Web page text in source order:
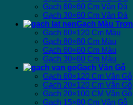
Gạch 60×60 Cm Vân Đá
Gạch 30×60 Cm Vân Đá
Gạch Màu Trơn
Gạch 60×120 Cm Màu
Gạch 80×80 Cm Màu
Gạch 60×60 Cm Màu
Gạch 30×60 Cm Màu
Gạch Vân Gỗ
Gạch 60×120 Cm Vân Gỗ
Gạch 20×120 Cm Vân Gỗ
Gạch 20×100 CM Vân Gỗ
Gạch 15×80 Cm Vân Gỗ